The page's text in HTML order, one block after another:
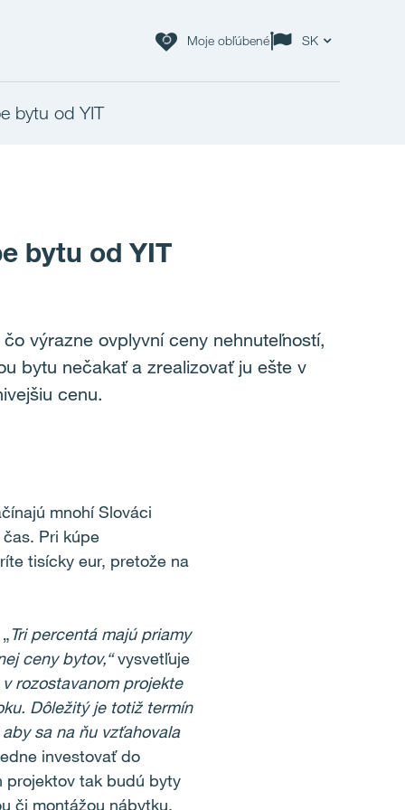
Moje obľúbené SK
bytu od YIT
bytu od YIT
výrazne ovplyvní ceny nehnuteľností,
bytu nečakať a zrealizovať ju ešte v
cenu.
mnohí Slováci
Pri kúpe
tisícky eur, pretože na
Tri percentá majú priamy
ceny bytov,“vysvetľuje
rozostavanom projekte
Dôležitý je totiž termín
sa na ňu vzťahovala
investovať do
projektov tak budú byty
či montážou nábytku.